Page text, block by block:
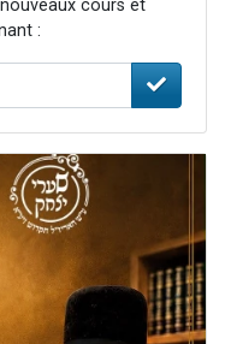
cours et
: